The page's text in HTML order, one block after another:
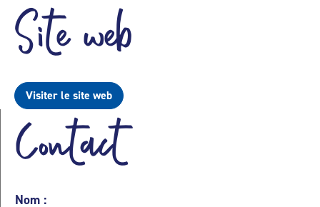
Site web
Visiter le site web
Contact
Nom :